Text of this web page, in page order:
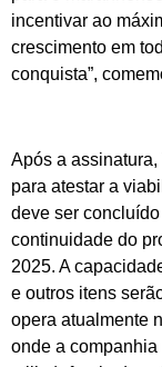
incentivar ao
crescimento em
conquista”,
Após a
para atestar a
deve ser
continuidade do
2025. A
e outros itens
opera atualmente
onde a